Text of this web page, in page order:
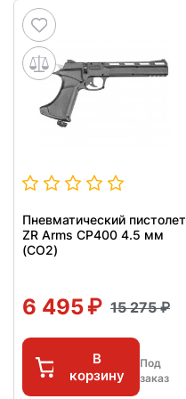
Пневматический пистолет
ZR Arms CP400 4.5 мм
(CO2)
6 495 15 275
В
корзину
Под
заказ